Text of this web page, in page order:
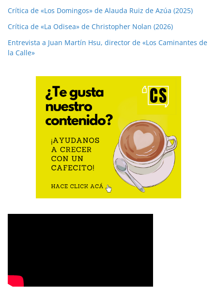
Crítica de «Los Domingos» de Alauda Ruiz de Azúa (2025)
Crítica de «La Odisea» de Christopher Nolan (2026)
Entrevista a Juan Martín Hsu, director de «Los Caminantes de
la Calle»